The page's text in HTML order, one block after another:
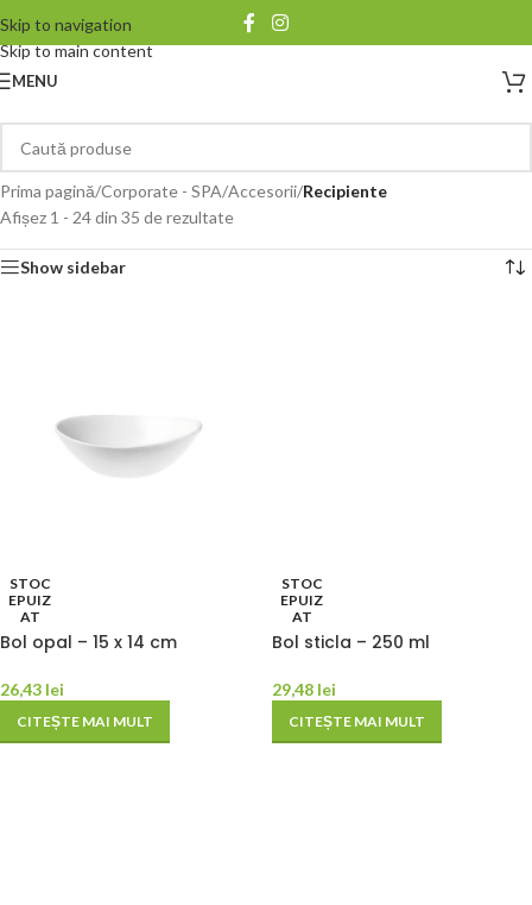
Skip to navigation
Skip to main content
MENU
Prima pagină/Corporate - SPA/Accesorii/Recipiente
Afișez 1 - 24 din 35 de rezultate
Show sidebar
STOC
EPUIZ
AT
Bol opal – 15 x 14 cm
26,43 lei
CITEȘTE MAI MULT
STOC
EPUIZ
AT
Bol sticla – 250 ml
29,48 lei
CITEȘTE MAI MULT